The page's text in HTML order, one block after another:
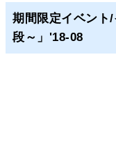
期間限定イベント
段～」'18-08